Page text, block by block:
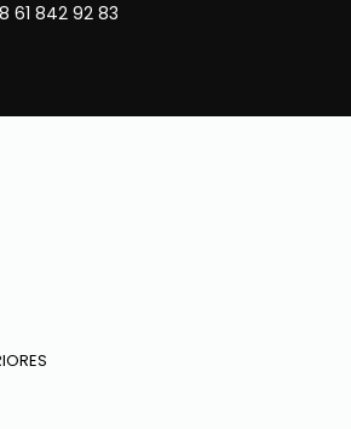
61 842 92 83